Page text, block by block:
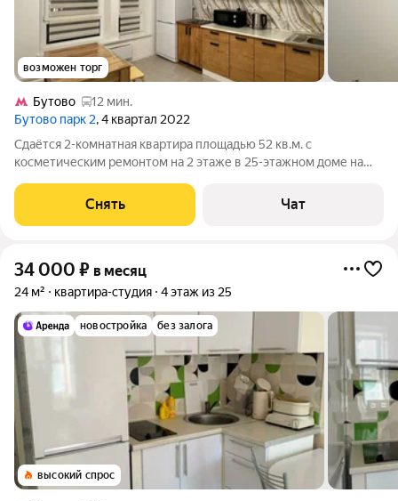
возможен торг
Бутово
12 мин.
Бутово парк 2, 4 квартал 2022
Сдаётся 2-комнатная квартира площадью 52 кв.м. с
косметическим ремонтом на 2 этаже в 25-этажном доме на
Стиральная машина Холодильник Микроволновка Дом -
монолитный, окна выходят во
Снять Чат
34 000 ₽ в месяц
24 м² квартира-студия 4 этаж из 25
новостройка без залога
высокий спрос